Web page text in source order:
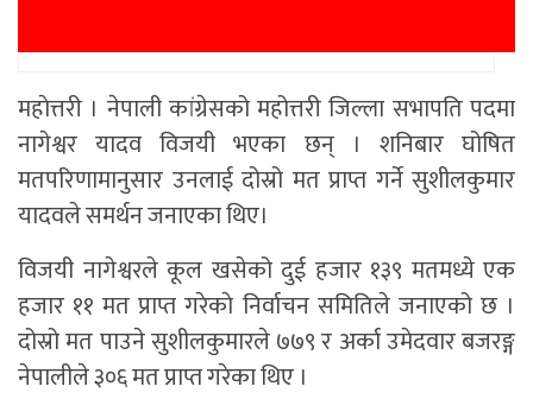
महाेत्तरी । नेपाली कांग्रेसको महोत्तरी जिल्ला सभापति पदमा
नागेश्वर यादव विजयी भएका छन् । शनिबार घोषित
मतपरिणामानुसार उनलाई दोस्रो मत प्राप्त गर्ने सुशीलकुमार
यादवले समर्थन जनाएका थिए।
विजयी नागेश्वरले कूल खसेको दुई हजार १३९ मतमध्ये एक
हजार ११ मत प्राप्त गरेकाे निर्वाचन समितिले जनाएको छ ।
दोस्रो मत पाउने सुशीलकुमारले ७७९ र अर्का उमेदवार बजरङ्ग
नेपालीले ३०६ मत प्राप्त गरेका थिए ।